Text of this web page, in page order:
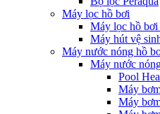
Máy lọc hồ bơi
Máy lọc hồ bơi
Máy hút vệ
Máy nước nóng hồ
Máy nước
Pool
Máy
Máy